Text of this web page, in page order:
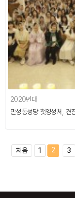
2020년대
만성동성당 첫영성체, 견
처음 1 2 3